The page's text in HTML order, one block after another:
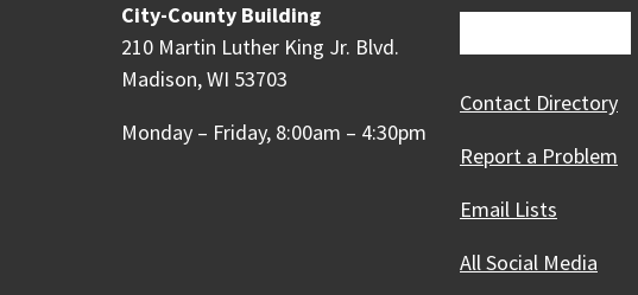
City-County Building
210 Martin Luther King Jr. Blvd.
Madison, WI 53703
Monday – Friday, 8:00am – 4:30pm
Contact Directory
Report a Problem
Email Lists
All Social Media